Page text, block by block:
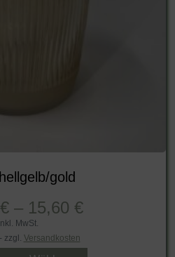
gold
€– 15,60 €
MwSt.
zzgl. Versandkosten